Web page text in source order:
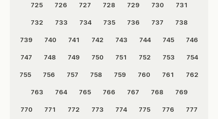
725 726 727 728 729 730 731
732 733 734 735 736 737 738
739 740 741 742 743 744 745 746
747 748 749 750 751 752 753 754
755 756 757 758 759 760 761 762
763 764 765 766 767 768 769
770 771 772 773 774 775 776 777